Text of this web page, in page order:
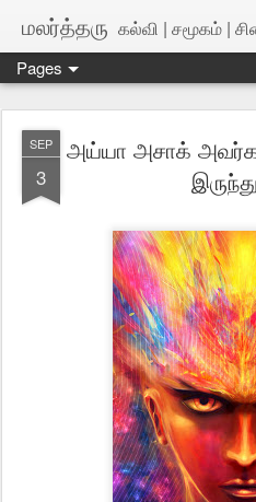
மலர்த்தரு கல்வி | சமூகம் |
Pages
SEP
3
அய்யா அசாக்